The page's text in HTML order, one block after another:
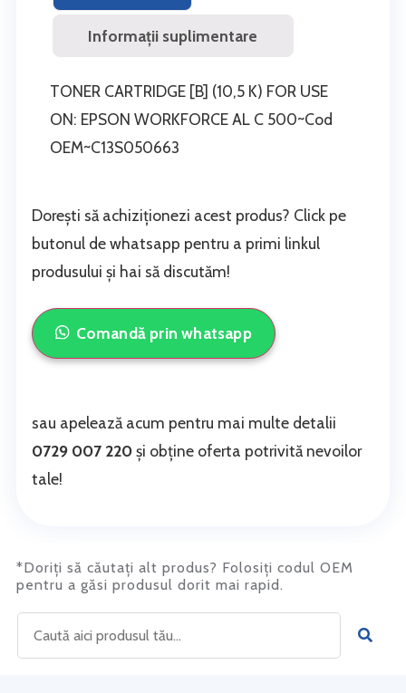
Informații suplimentare
TONER CARTRIDGE [B] (10,5 K) FOR USE
ON: EPSON WORKFORCE AL C 500~Cod
OEM~C13S050663
Dorești să achiziționezi acest produs? Click pe
butonul de whatsapp pentru a primi linkul
produsului și hai să discutăm!
Comandă prin whatsapp
sau apelează acum pentru mai multe detalii
0729 007 220și obține oferta potrivită nevoilor
tale!
*Doriți să căutați alt produs? Folosiți codul OEM
pentru a găsi produsul dorit mai rapid.